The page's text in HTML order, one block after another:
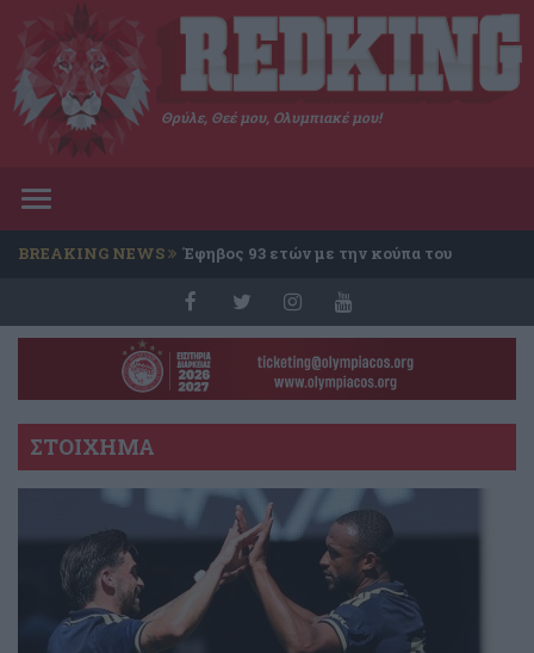
Θρύλε, Θεέ μου, Ολυμπιακέ μου!
Toggle
BREAKING NEWS Έφηβος 93 ετών με την κούπα του
ΣΤΟΙΧΗΜΑ